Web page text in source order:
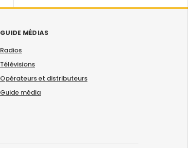
GUIDE MÉDIAS
Radios
Télévisions
Opérateurs et distributeurs
Guide média